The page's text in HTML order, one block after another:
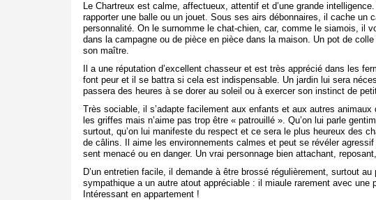
Le Chartreux est calme, affectueux, attentif et d’une grande
rapporter une balle ou un jouet. Sous ses airs débonnaires, il cache un
personnalité. On le surnomme le chat-chien, car, comme le siamois, il
dans la campagne ou de pièce en pièce dans la maison. Un pot de
son maître.
Il a une réputation d’excellent chasseur et est très apprécié dans les
font peur et il se battra si cela est indispensable. Un jardin lui sera
passera des heures à se dorer au soleil ou à exercer son instinct de
Très sociable, il s’adapte facilement aux enfants et aux autres
les griffes mais n’aime pas trop être « patrouillé ». Qu’on lui parle
surtout, qu’on lui manifeste du respect et ce sera le plus heureux des
de câlins. Il aime les environnements calmes et peut se révéler
sent menacé ou en danger. Un vrai personnage bien attachant,
D’un entretien facile, il demande à être brossé régulièrement, surtout
sympathique a un autre atout appréciable : il miaule rarement avec une
Intéressant en appartement !